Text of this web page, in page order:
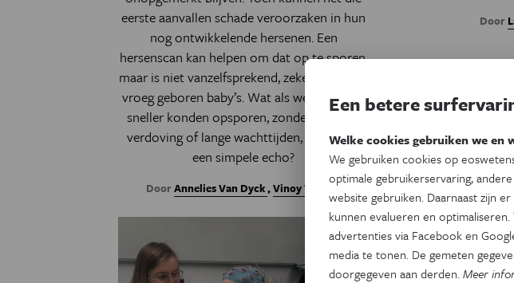
eerste aanvallen schade veroorzaken in hun
nog ontwikkelende hersenen. Een
hersenscan kan helpen om dat op te sporen,
maar is niet vanzelfsprekend, zeker niet bij te
vroeg geboren baby’s. Wat als we aanvallen
sneller konden opsporen, zonder scanner,
verdoving of lange wachttijden, maar met
een simpele echo?
DoorAnnelies Van Dyck,Vinoy Vijayan
Door
Een betere
Welke cookies gebruiken we en
We gebruiken cookies op
optimale gebruikerservaring,
website gebruiken. Daarnaast zijn
kunnen evalueren en
advertenties via Facebook en
media te tonen. De gemeten
doorgegeven aan derden.Meer